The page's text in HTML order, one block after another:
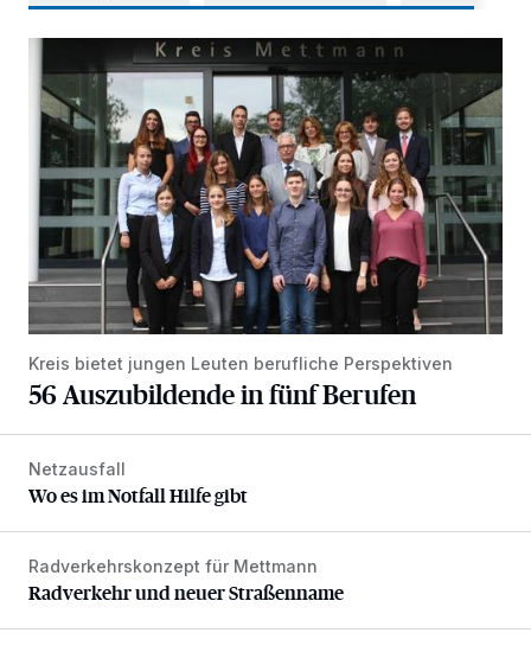
56 Auszubildende in fünf Berufen
Kreis bietet jungen Leuten berufliche Perspektiven
56 Auszubildende in fünf Berufen
Wo es im Notfall Hilfe gibt
Netzausfall
Wo es im Notfall Hilfe gibt
Radverkehr und neuer Straßenname
Radverkehrskonzept für Mettmann
Radverkehr und neuer Straßenname